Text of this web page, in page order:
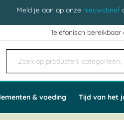
Meld je aan op onze nieuwsbrief
Telefonisch
& voeding Tijd van het